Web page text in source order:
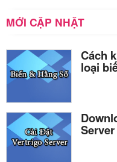
MỚI CẬP NHẬT
Cách
loại
Server